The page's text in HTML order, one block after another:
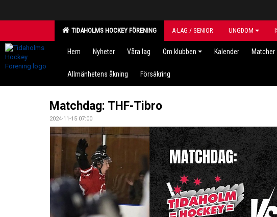
TIDAHOLMS HOCKEY FÖRENING A-LAG / SENIOR UNGDOM
Hem Nyheter Våra lag Om klubben Kalender Matcher
Allmänhetens åkning Försäkring
Matchdag: THF-Tibro
2024-11-15 07:00